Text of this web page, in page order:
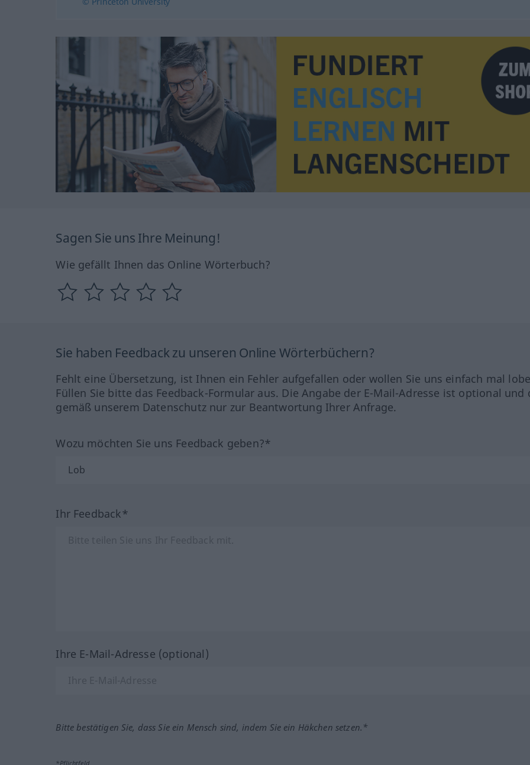
Sagen Sie uns Ihre Meinung!
Wie gefällt Ihnen das Online Wörterbuch?
Sie haben Feedback zu unseren Online Wörterbüchern?
Fehlt eine Übersetzung, ist Ihnen ein Fehler aufgefallen oder wollen Sie uns einfach mal
Füllen Sie bitte das Feedback-Formular aus. Die Angabe der E-Mail-Adresse ist optional und
gemäß unserem Datenschutz nur zur Beantwortung Ihrer Anfrage.
Wozu möchten Sie uns Feedback geben?*
Ihr Feedback*
Ihre E-Mail-Adresse (optional)
Bitte bestätigen Sie, dass Sie ein Mensch sind, indem Sie ein Häkchen setzen.*
*Pflichtfeld